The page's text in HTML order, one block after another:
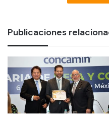
Publicaciones